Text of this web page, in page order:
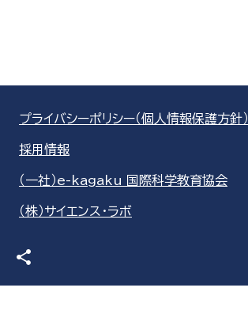
プライバシーポリシー（個人情報保護方針）
採用情報
（一社）e-kagaku 国際科学教育協会
（株）サイエンス・ラボ
share